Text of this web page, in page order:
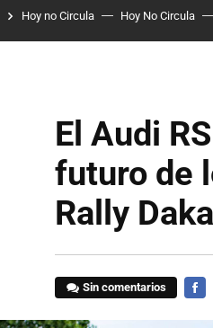
Hoy no Circula Hoy No Circula
El Audi
futuro de
Rally
Sin comentarios